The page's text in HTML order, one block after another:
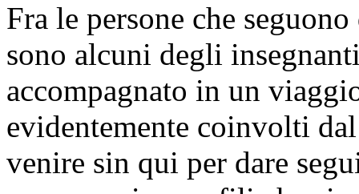
Fra le persone che
sono alcuni degli
accompagnato in un
evidentemente coinvolti
venire sin qui per dare